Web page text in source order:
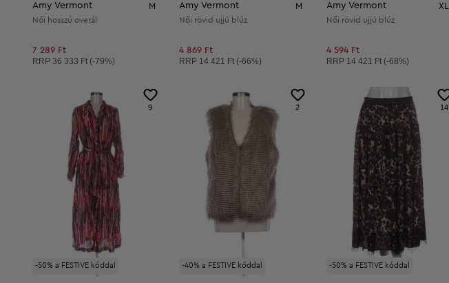
Amy Vermont M
Női hosszú overál
7 289 Ft
Ajánlott ár:
RRP 36 333 Ft (-79%)
Amy Vermont M
Női rövid ujjú blúz
4 869 Ft
Ajánlott ár:
RRP 14 421 Ft (-66%)
Amy Vermont XL
Női rövid ujjú blúz
4 594 Ft
Ajánlott ár:
RRP 14 421 Ft (-68%)
-50% a FESTIVE kóddal
9
-40% a FESTIVE kóddal
2
-50% a FESTIVE kóddal
14